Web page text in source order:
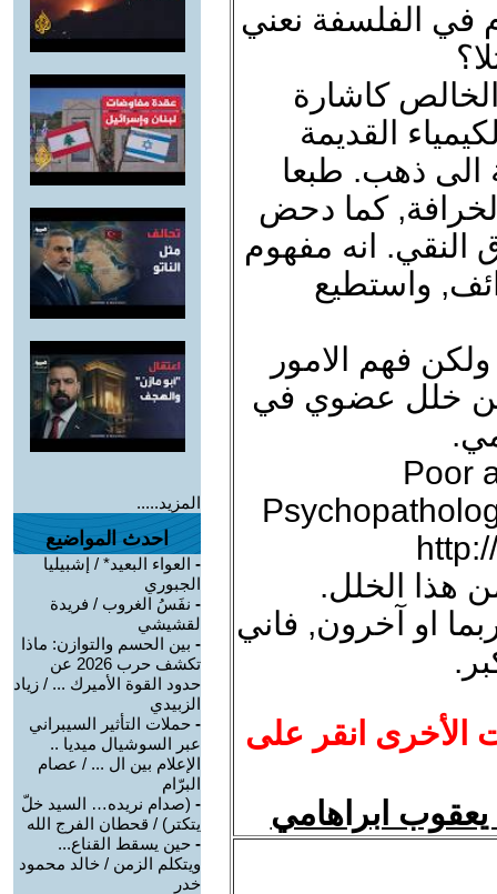
في الفلسفة نعني
كاشارة
القديمة
الى ذهب. طبعا
كما دحض
النقي. انه مفهوم
واستطيع
فهم الامور
عن خلل عضوي في
Poor
هذا الخلل.
او آخرون, فاني
الأخرى انقر على
ابراهامي
المزيد.....
احدث المواضيع
- العواء البعيد* / إشبيليا
الجبوري
- نفَسُ الغروب / فريدة
لقشيشي
- بين الحسم والتوازن: ماذا
تكشف حرب 2026 عن
حدود القوة الأميرك ... / زياد
الزبيدي
- حملات التأثير السيبراني
عبر السوشيال ميديا ..
الإعلام بين ال ... / عصام
البرّام
- (صدام نريده… السيد خلّ
يتكتر) / قحطان الفرج الله
- حين يسقط القناع...
ويتكلم الزمن / خالد محمود
خدر